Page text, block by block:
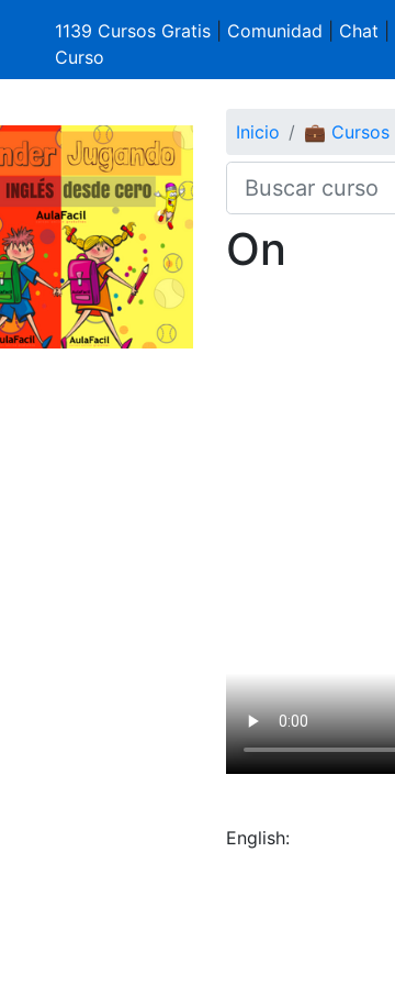
1139 Cursos Gratis Comunidad Chat
Curso
Inicio 💼 Cursos
On
English: